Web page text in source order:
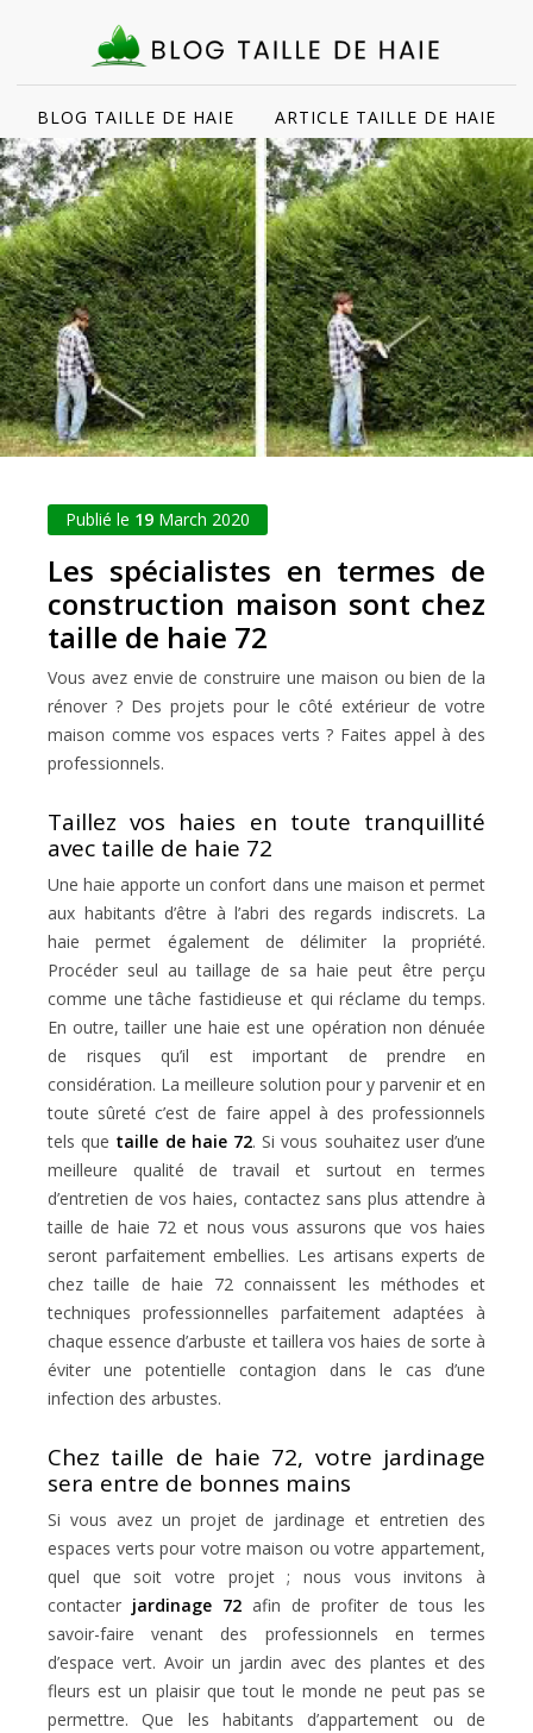
BLOG TAILLE DE HAIE ARTICLE TAILLE DE HAIE
Publié le 19 March 2020
Les spécialistes en termes de
construction maison sont chez
taille de haie 72
Vous avez envie de construire une maison ou bien de la
rénover ? Des projets pour le côté extérieur de votre
maison comme vos espaces verts ? Faites appel à des
professionnels.
Taillez vos haies en toute tranquillité
avec taille de haie 72
Une haie apporte un confort dans une maison et permet
aux habitants d’être à l’abri des regards indiscrets. La
haie permet également de délimiter la propriété.
Procéder seul au taillage de sa haie peut être perçu
comme une tâche fastidieuse et qui réclame du temps.
En outre, tailler une haie est une opération non dénuée
de risques qu’il est important de prendre en
considération. La meilleure solution pour y parvenir et en
toute sûreté c’est de faire appel à des professionnels
tels que taille de haie 72. Si vous souhaitez user d’une
meilleure qualité de travail et surtout en termes
d’entretien de vos haies, contactez sans plus attendre à
taille de haie 72 et nous vous assurons que vos haies
seront parfaitement embellies. Les artisans experts de
chez taille de haie 72 connaissent les méthodes et
techniques professionnelles parfaitement adaptées à
chaque essence d’arbuste et taillera vos haies de sorte à
éviter une potentielle contagion dans le cas d’une
infection des arbustes.
Chez taille de haie 72, votre jardinage
sera entre de bonnes mains
Si vous avez un projet de jardinage et entretien des
espaces verts pour votre maison ou votre appartement,
quel que soit votre projet ; nous vous invitons à
contacter jardinage 72 afin de profiter de tous les
savoir-faire venant des professionnels en termes
d’espace vert. Avoir un jardin avec des plantes et des
fleurs est un plaisir que tout le monde ne peut pas se
permettre. Que les habitants d’appartement ou de